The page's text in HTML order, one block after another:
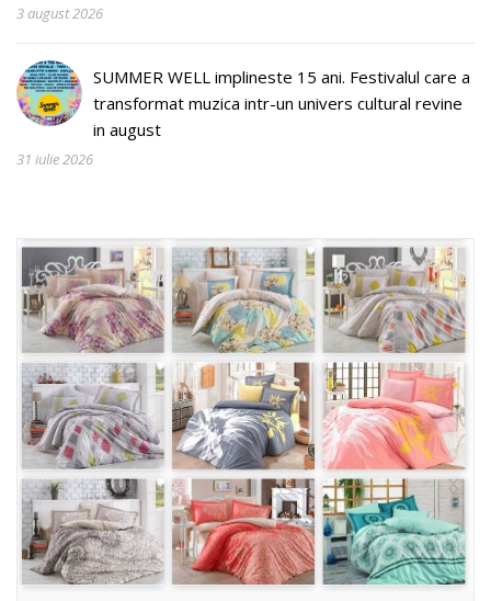
3 august 2026
SUMMER WELL implineste 15 ani. Festivalul care a
transformat muzica intr-un univers cultural revine
in august
31 iulie 2026